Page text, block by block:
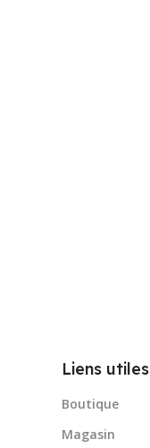
Liens utiles
Boutique
Magasin